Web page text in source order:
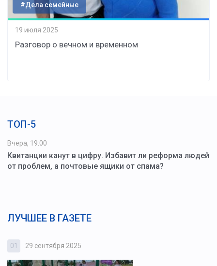
#Дела семейные
19 июля 2025
Разговор о вечном и временном
ТОП-5
Вчера, 19:00
Квитанции канут в цифру. Избавит ли реформа людей
от проблем, а почтовые ящики от спама?
ЛУЧШЕЕ В ГАЗЕТЕ
01 29 сентября 2025